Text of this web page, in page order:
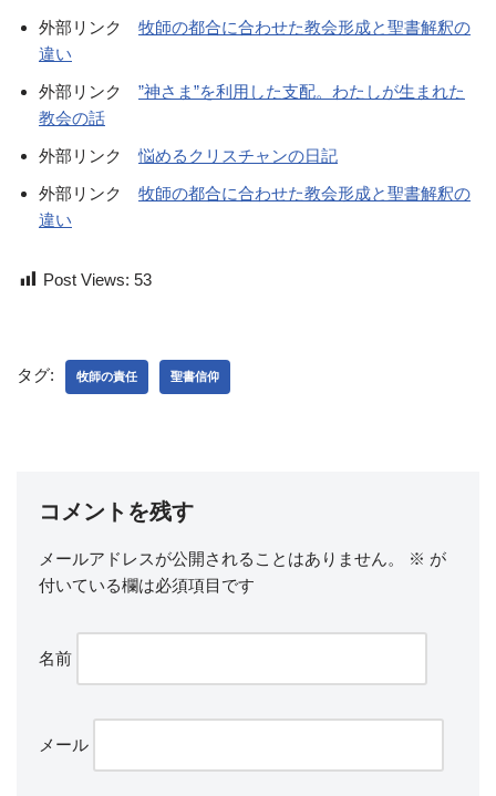
外部リンク 牧師の都合に合わせた教会形成と聖書解釈の
違い
外部リンク ”神さま”を利用した支配。わたしが生まれた
教会の話
外部リンク悩めるクリスチャンの日記
外部リンク 牧師の都合に合わせた教会形成と聖書解釈の
違い
Post Views: 53
タグ: 牧師の責任 聖書信仰
コメントを残す
メールアドレスが公開されることはありません。 ※ が
付いている欄は必須項目です
名前
メール